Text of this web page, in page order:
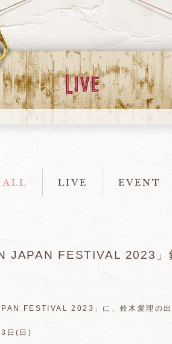
ALL LIVE EVENT
JAPAN FESTIVAL 2023」
FESTIVAL 2023」に、鈴木愛理の出
日(日)